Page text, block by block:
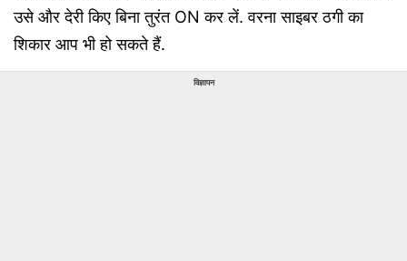
उसे और देरी किए बिना तुरंत ON कर लें. वरना साइबर ठगी का
शिकार आप भी हो सकते हैं.
विज्ञापन